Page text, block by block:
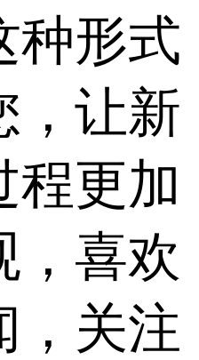
种形式
，让新
程更加
，喜欢
，关注